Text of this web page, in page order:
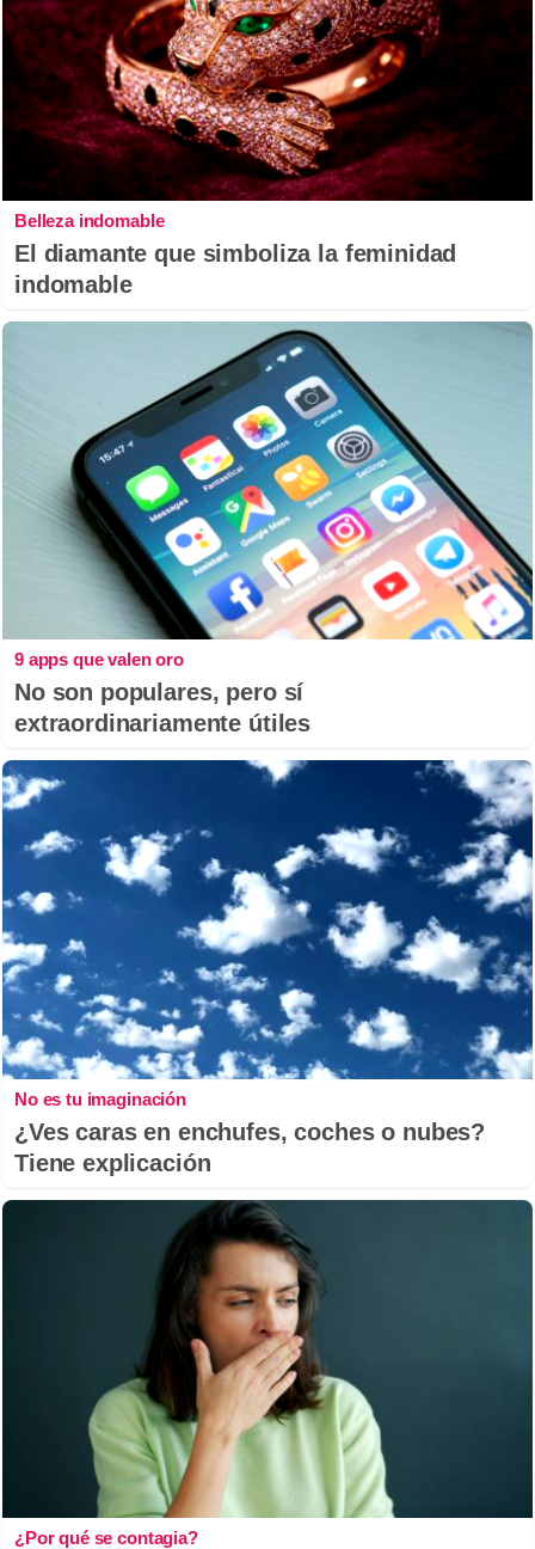
Belleza indomable
El diamante que simboliza la feminidad
indomable
9 apps que valen oro
No son populares, pero sí
extraordinariamente útiles
No es tu imaginación
¿Ves caras en enchufes, coches o nubes?
Tiene explicación
¿Por qué se contagia?